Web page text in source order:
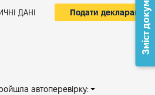
ДАНІ Подати декларацію
автоперевірку:
Зміст документа